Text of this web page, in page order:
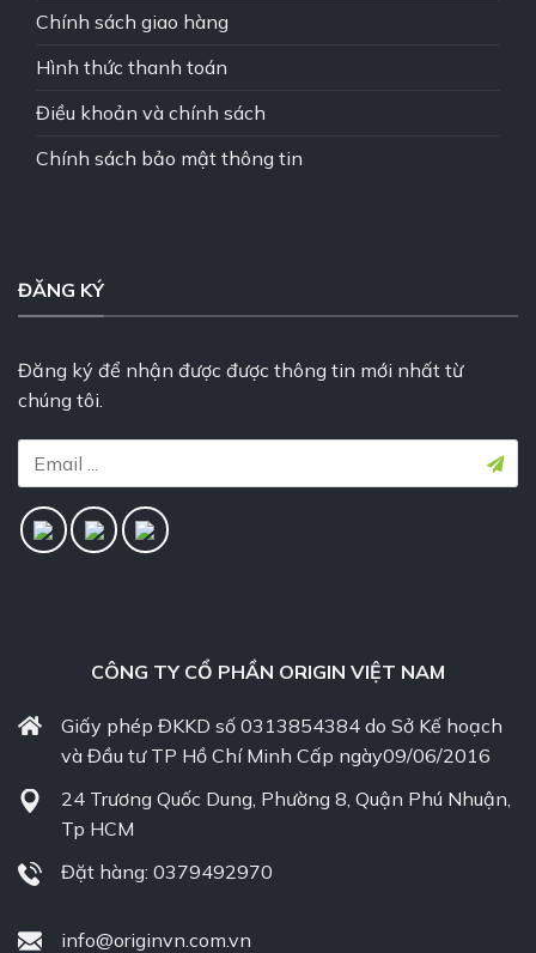
Chính sách giao hàng
Hình thức thanh toán
Điều khoản và chính sách
Chính sách bảo mật thông tin
ĐĂNG KÝ
Đăng ký để nhận được được thông tin mới nhất từ
chúng tôi.
CÔNG TY CỔ PHẦN ORIGIN VIỆT NAM
Giấy phép ĐKKD số 0313854384 do Sở Kế hoạch
và Đầu tư TP Hồ Chí Minh Cấp ngày09/06/2016
24 Trương Quốc Dung, Phường 8, Quận Phú Nhuận,
Tp HCM
Đặt hàng: 0379492970
info@originvn.com.vn